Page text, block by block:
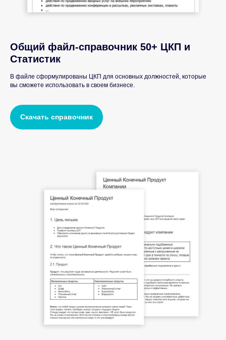
Общий файл-справочник 50+ ЦКП и
Статистик
В файле сформулированы ЦКП для основных должностей, которые
вы сможете использовать в своем бизнесе.
Скачать справочник